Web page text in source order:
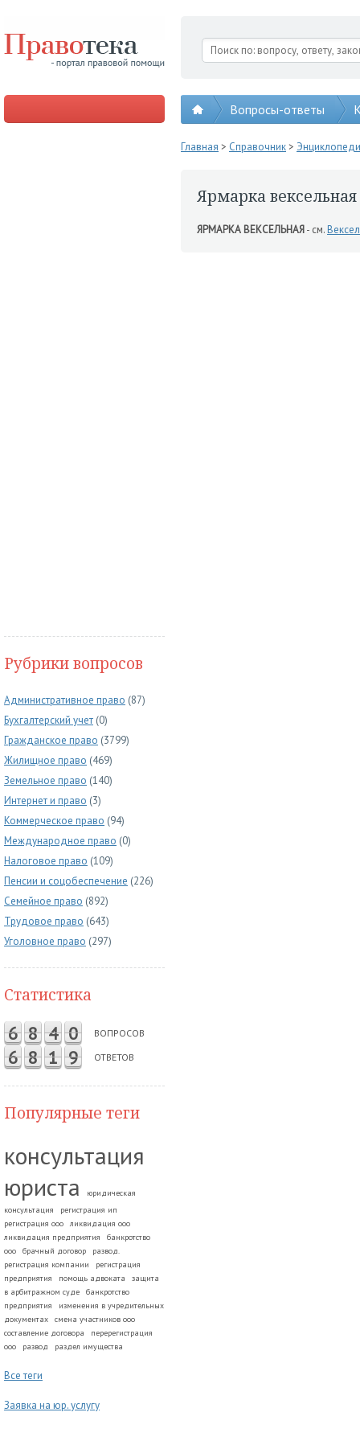
Вопросы-ответы
Рубрики вопросов
Административное право (87)
Бухгалтерский учет (0)
Гражданское право (3799)
Жилищное право (469)
Земельное право (140)
Интернет и право (3)
Коммерческое право (94)
Международное право (0)
Налоговое право (109)
Пенсии и соцобеспечение (226)
Семейное право (892)
Трудовое право (643)
Уголовное право (297)
Статистика
6 8 4 0 ВОПРОСОВ
6 8 1 9 ОТВЕТОВ
Популярные теги
консультация
юриста
юридическая
консультация
регистрация ип
регистрация ооо
ликвидация ооо
ликвидация предприятия
банкротство
ооо
брачный договор
развод.
регистрация компании
регистрация
предприятия
помощь адвоката
защита
в арбитражном суде
банкротство
предприятия
изменения в учредительных
документах
смена участников ооо
составление договора
перерегистрация
ооо
развод раздел имущества
Все теги
Заявка на юр. услугу
Главная > Справочник>
Ярмарка вексельная
ЯРМАРКА ВЕКСЕЛЬНАЯ- см.